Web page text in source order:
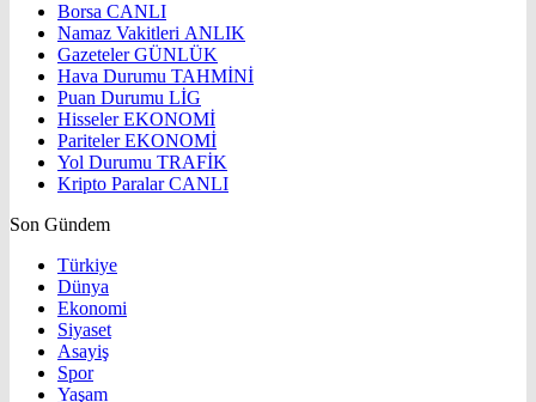
Borsa CANLI
Namaz Vakitleri ANLIK
GazetelerGÜNLÜK
Hava Durumu TAHMİNİ
Puan Durumu LİG
HisselerEKONOMİ
ParitelerEKONOMİ
Yol Durumu TRAFİK
Kripto ParalarCANLI
Son Gündem
Türkiye
Dünya
Ekonomi
Siyaset
Asayiş
Spor
Yaşam